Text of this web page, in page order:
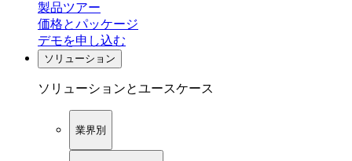
製品ツアー
価格とパッケージ
デモを申し込む
ソリューション
ソリューションとユースケース
業界別